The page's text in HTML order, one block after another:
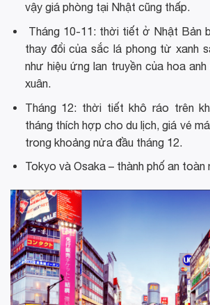
vậy giá phòng tại Nhật cũng thấp.
Tháng 10-11: thời tiết ở Nhật Bản
thay đổi của sắc lá phong từ xanh
như hiệu ứng lan truyền của hoa
xuân.
Tháng 12: thời tiết khô ráo trên
tháng thích hợp cho du lịch, giá vé
trong khoảng nửa đầu tháng 12.
Tokyo và Osaka – thành phố an toàn